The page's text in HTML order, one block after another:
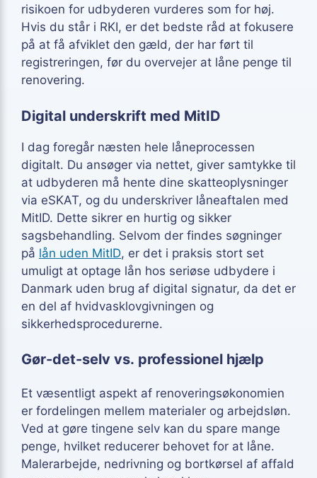
risikoen for udbyderen vurderes som for høj.
Hvis du står i RKI, er det bedste råd at fokusere
på at få afviklet den gæld, der har ført til
registreringen, før du overvejer at låne penge til
renovering.
Digital underskrift med MitID
I dag foregår næsten hele låneprocessen
digitalt. Du ansøger via nettet, giver samtykke til
at udbyderen må hente dine skatteoplysninger
via eSKAT, og du underskriver låneaftalen med
MitID. Dette sikrer en hurtig og sikker
sagsbehandling. Selvom der findes søgninger
på lån uden MitID, er det i praksis stort set
umuligt at optage lån hos seriøse udbydere i
Danmark uden brug af digital signatur, da det er
en del af hvidvasklovgivningen og
sikkerhedsprocedurerne.
Gør-det-selv vs. professionel hjælp
Et væsentligt aspekt af renoveringsøkonomien
er fordelingen mellem materialer og arbejdsløn.
Ved at gøre tingene selv kan du spare mange
penge, hvilket reducerer behovet for at låne.
Malerarbejde, nedrivning og bortkørsel af affald